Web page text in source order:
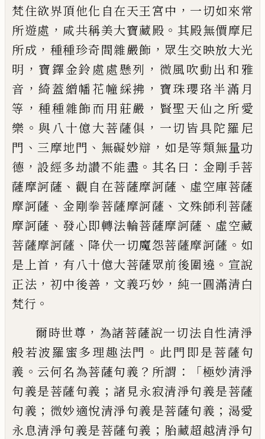
梵住欲界頂他化自在天王宮中 ， 一切如來常
所遊處 ， 咸共稱美大寶藏殿 。 其殿無價摩尼
所成 ， 種種珍奇間雜嚴飾 ， 眾生交映放大光
明 ， 寶鐸金鈴處處懸列 ， 微風吹動出和雅
音 ， 綺蓋繒幡花幢綵拂 ， 寶珠瓔珞半滿月
等 ， 種種雜飾而用莊嚴 ， 賢聖天仙之所愛
樂 。 與八十億大菩薩俱 ， 一切皆具陀羅尼
門 、 三摩地門 、 無礙妙辯 ， 如是等類無量功
德 ， 設經多劫讚不能盡 。 其名曰 ： 金剛手菩
薩摩訶薩 、 觀自在菩薩摩訶薩 、 虛空庫菩薩
摩訶薩 、 金剛拳菩薩摩訶薩 、 文殊師利菩薩
摩訶薩 、 發心即轉法輪菩薩摩訶薩 、 虛空藏
菩薩摩訶薩 、 降伏一切魔怨菩薩摩訶薩 。 如
是上首 ， 有八十億大菩薩眾前後圍遶 。 宣說
正法 ， 初中後善 ， 文義巧妙 ， 純一圓滿清白
梵行 。
爾時世尊 ， 為諸菩薩說一切法自性清淨
般若波羅蜜多理趣法門 。 此門即是菩薩句
義 。 云何名為菩薩句義 ？ 所謂 ：「極妙清淨
句義是菩薩句義 ； 諸見永寂清淨句義是菩薩
句義 ； 微妙適悅清淨句義是菩薩句義 ； 渴愛
永息清淨句義是菩薩句義 ； 胎藏超越清淨句